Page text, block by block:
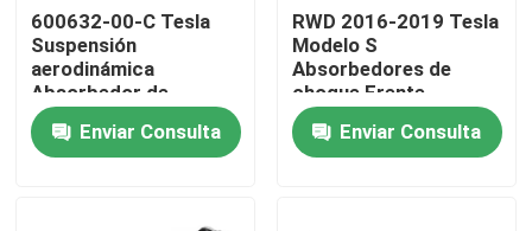
Noticias
Casos de trabajo
600632-00-C Tesla
Suspensión
aerodinámica
Absorbedor de
choques trasero
izquierdo para el
modelo S 2011-2016
Enviar Consulta
RWD 2016-2019 Tesla
Modelo S
Absorbedores de
choque Frente
izquierda derecha
106736277b
Enviar Consulta